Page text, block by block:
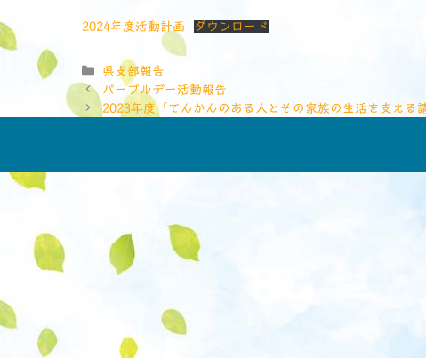
2024年度活動計画 ダウンロード
カ
テ
ゴ
県支部報告
パープルデー活動報告
2023年度「てんかんのある人とその家族の生活を支える